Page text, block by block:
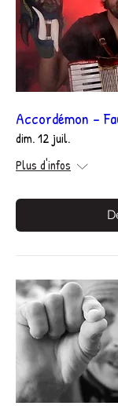
Accordémon -
dim. 12 juil.
Plus d'infos